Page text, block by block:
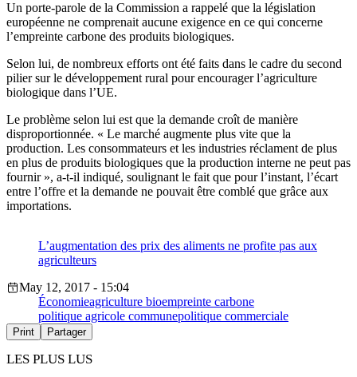
Un porte-parole de la Commission a rappelé que la législation
européenne ne comprenait aucune exigence en ce qui concerne
l’empreinte carbone des produits biologiques.
Selon lui, de nombreux efforts ont été faits dans le cadre du second
pilier sur le développement rural pour encourager l’agriculture
biologique dans l’UE.
Le problème selon lui est que la demande croît de manière
disproportionnée. « Le marché augmente plus vite que la
production. Les consommateurs et les industries réclament de plus
en plus de produits biologiques que la production interne ne peut pas
fournir », a-t-il indiqué, soulignant le fait que pour l’instant, l’écart
entre l’offre et la demande ne pouvait être comblé que grâce aux
importations.
L’augmentation des prix des aliments ne profite pas aux
agriculteurs
May 12, 2017 - 15:04
Économieagriculture bioempreinte carbone
politique agricole communepolitique commerciale
Print Partager
LES PLUS LUS